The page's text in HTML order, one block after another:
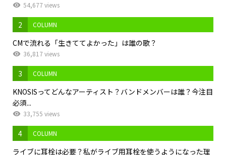
54,677 views
2 COLUMN
CMで流れる「生きててよかった」は誰の歌？
36,817 views
3 COLUMN
KNOSISってどんなアーティスト？バンドメンバーは誰？今注目
必須...
33,755 views
4 COLUMN
ライブに耳栓は必要？私がライブ用耳栓を使うようになった理